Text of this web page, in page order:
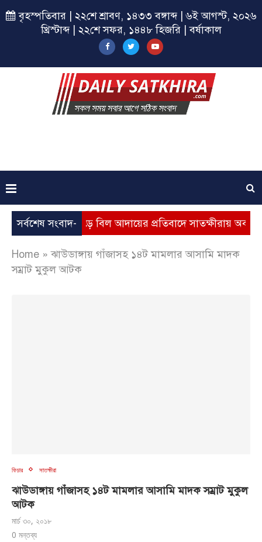
বৃহস্পতিবার | ২২শে শ্রাবণ, ১৪৩৩ বঙ্গাব্দ | ৬ই আগস্ট, ২০২৬
খ্রিস্টাব্দ | ২২শে সফর, ১৪৪৮ হিজরি | বর্ষাকাল
সর্বশেষ সংবাদ-
ভূতুড়ে বিল আদায়ের প্রতিবাদে সাতক্ষীরায় অবস্থান কর্মসূচি
Home »ঝাউডাঙ্গায় গাঁজাসহ ১৪ট মামলার আসামি মাদক
সম্রাট মুকুল আটক
ফিচার সাতক্ষীরা
ঝাউডাঙ্গায় গাঁজাসহ ১৪ট মামলার আসামি মাদক সম্রাট মুকুল
আটক
মার্চ ৩০, ২০১৮
0 মন্তব্য